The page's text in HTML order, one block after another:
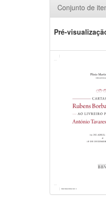
Conjunto de
Pré-